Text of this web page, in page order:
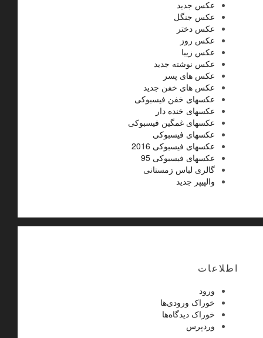
عکس جدید
عکس جنگل
عکس دختر
عکس روز
عکس زیبا
عکس نوشته جدید
عکس های پسر
عکس های خفن جدید
عکسهای خفن فیسبوکی
عکسهای خنده دار
عکسهای غمگین فیسبوکی
عکسهای فیسبوکی
عکسهای فیسبوکی 2016
عکسهای فیسبوکی 95
گالری لباس زمستانی
والپیپر جدید
اطلاعات
ورود
خوراک ورودی‌ها
خوراک دیدگاه‌ها
وردپرس